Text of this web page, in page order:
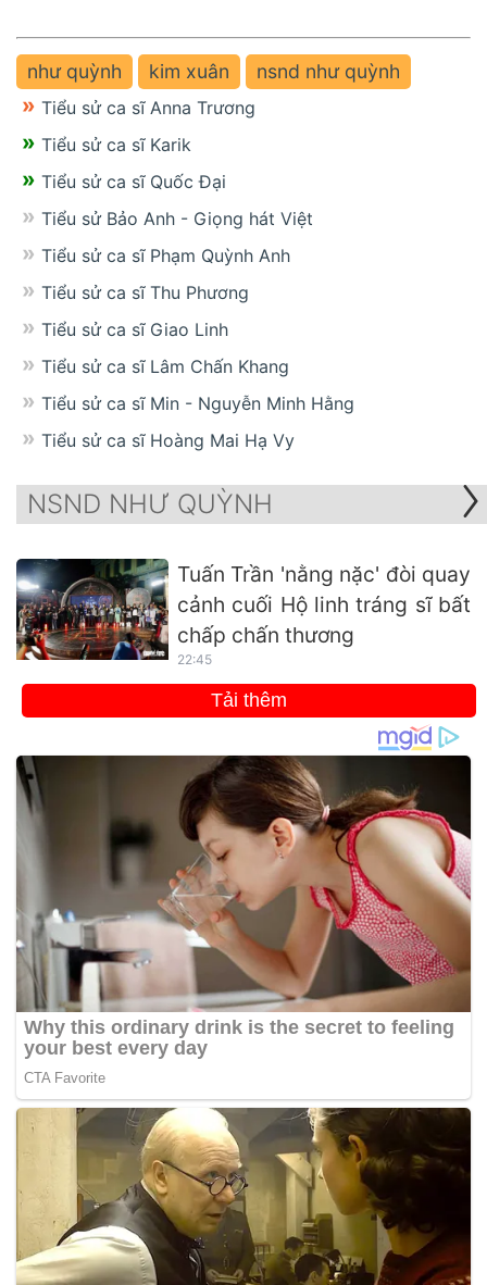
như quỳnh kim xuân nsnd như quỳnh
Tiểu sử ca sĩ Anna Trương
Tiểu sử ca sĩ Karik
Tiểu sử ca sĩ Quốc Đại
Tiểu sử Bảo Anh - Giọng hát Việt
Tiểu sử ca sĩ Phạm Quỳnh Anh
Tiểu sử ca sĩ Thu Phương
Tiểu sử ca sĩ Giao Linh
Tiểu sử ca sĩ Lâm Chấn Khang
Tiểu sử ca sĩ Min - Nguyễn Minh Hằng
Tiểu sử ca sĩ Hoàng Mai Hạ Vy
NSND NHƯ QUỲNH
Tuấn Trần 'nằng nặc' đòi quay
cảnh cuối Hộ linh tráng sĩ bất
chấp chấn thương
22:45
Tải thêm